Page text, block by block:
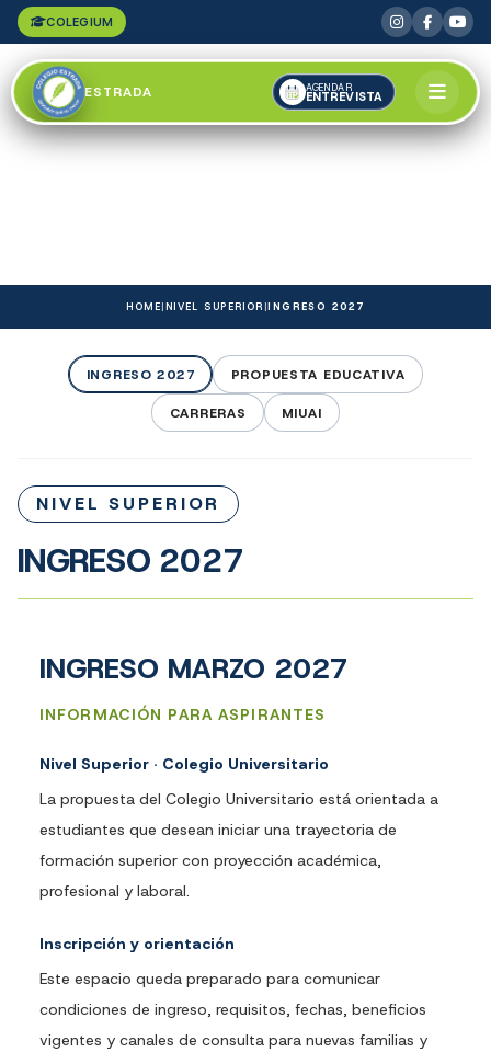
COLEGIUM
ESTRADA AGENDAR
ENTREVISTA
HOME|NIVEL SUPERIOR |INGRESO 2027
INGRESO 2027 PROPUESTA EDUCATIVA
CARRERAS MIUAI
NIVEL SUPERIOR
INGRESO 2027
INGRESO MARZO 2027
INFORMACIÓN PARA ASPIRANTES
Nivel Superior · Colegio Universitario
La propuesta del Colegio Universitario está orientada a
estudiantes que desean iniciar una trayectoria de
formación superior con proyección académica,
profesional y laboral.
Inscripción y orientación
Este espacio queda preparado para comunicar
condiciones de ingreso, requisitos, fechas, beneficios
vigentes y canales de consulta para nuevas familias y